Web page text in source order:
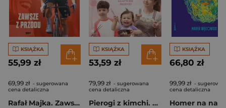
KSIĄŻKA
55,99 zł
69,99 zł - sugerowana
cena detaliczna
Rafał Majka. Zawsze z przodu. Rozmawia Tomasz Kalemba - książka z autografem
KSIĄŻKA
53,59 zł
79,99 zł - sugerowana
cena detaliczna
Pierogi z kimchi. Moje ulubione azjatyckie przepisy
KSIĄŻKA
66,80 zł
99,99 zł -
cena detaliczna